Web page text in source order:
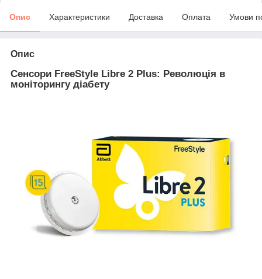
Опис Характеристики Доставка Оплата Умови
Опис
Сенсори FreeStyle Libre 2 Plus: Революція в
моніторингу діабету